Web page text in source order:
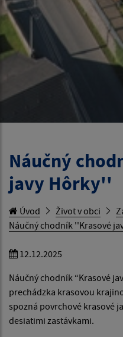
Náučný
javy Hôrky''
Úvod Život v obci
Náučný chodník ''Krasové
12.12.2025
Náučný chodník “Krasové
prechádzka krasovou
spozná povrchové krasové
desiatimi zastávkami.